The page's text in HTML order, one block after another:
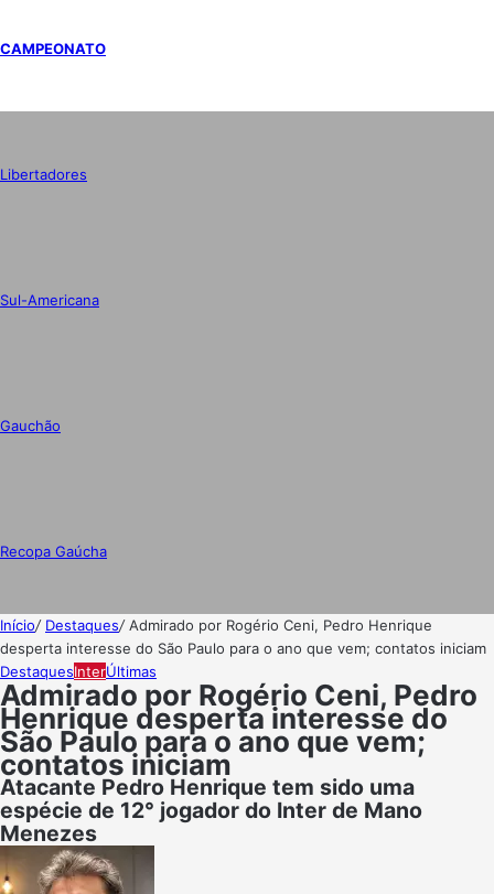
CAMPEONATO
Libertadores
Sul-Americana
Gauchão
Recopa Gaúcha
Início/ Destaques/Admirado por Rogério Ceni, Pedro Henrique
desperta interesse do São Paulo para o ano que vem; contatos iniciam
DestaquesInterÚltimas
Admirado por Rogério Ceni, Pedro
Henrique desperta interesse do
São Paulo para o ano que vem;
contatos iniciam
Atacante Pedro Henrique tem sido uma
espécie de 12° jogador do Inter de Mano
Menezes